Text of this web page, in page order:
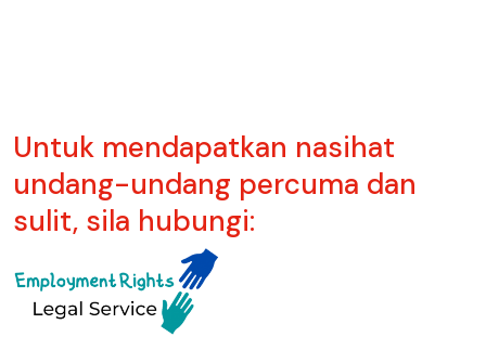
Untuk mendapatkan nasihat
undang-undang percuma dan
sulit, sila hubungi: